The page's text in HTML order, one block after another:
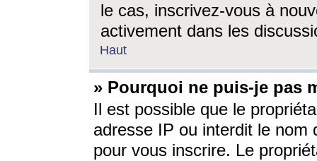
le cas, inscrivez-vous à
activement dans les
Haut
» Pourquoi ne puis-je pas
Il est possible que le
adresse IP ou interdit le nom
pour vous inscrire. Le